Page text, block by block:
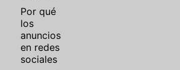
Por qué
los
anuncios
en redes
sociales